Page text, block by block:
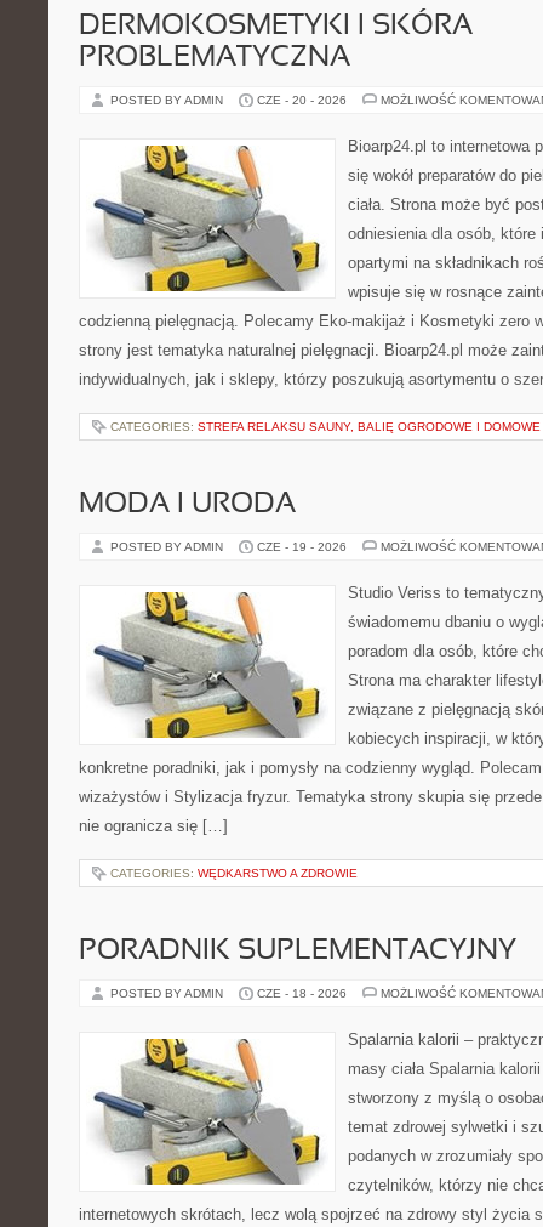
DERMOKOSMETYKI I SKÓRA
PROBLEMATYCZNA
POSTED BY ADMIN CZE - 20 - 2026 MOŻLIWOŚĆ
Bioarp24.pl to internetowa
się wokół preparatów do
ciała. Strona może być
odniesienia dla osób,
opartymi na składnikach
wpisuje się w rosnące
codzienną pielęgnacją. Polecamy Eko-makijaż i Kosmetyki zero
strony jest tematyka naturalnej pielęgnacji. Bioarp24.pl może
indywidualnych, jak i sklepy, którzy poszukują asortymentu o
CATEGORIES: STREFA RELAKSU SAUNY, BALIĘ OGRODOWE I DOMOWE
MODA I URODA
POSTED BY ADMIN CZE - 19 - 2026 MOŻLIWOŚĆ
Studio Veriss to
świadomemu dbaniu o
poradom dla osób, które
Strona ma charakter
związane z pielęgnacją
kobiecych inspiracji, w
konkretne poradniki, jak i pomysły na codzienny wygląd.
wizażystów i Stylizacja fryzur. Tematyka strony skupia się
nie ogranicza się […]
CATEGORIES: WĘDKARSTWO A ZDROWIE
PORADNIK SUPLEMENTACYJNY
POSTED BY ADMIN CZE - 18 - 2026 MOŻLIWOŚĆ
Spalarnia kalorii –
masy ciała Spalarnia
stworzony z myślą o
temat zdrowej sylwetki i
podanych w zrozumiały
czytelników, którzy nie
internetowych skrótach, lecz wolą spojrzeć na zdrowy styl życia